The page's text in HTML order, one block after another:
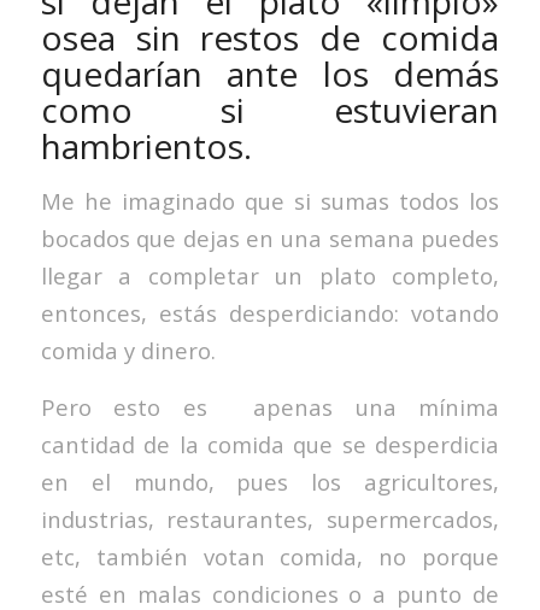
osea sin restos de comida
quedarían ante los demás
como si estuvieran
hambrientos.
Me he imaginado que si sumas todos los
bocados que dejas en una semana puedes
llegar a completar un plato completo,
entonces, estás desperdiciando: votando
comida y dinero.
Pero esto es apenas una mínima
cantidad de la comida que se desperdicia
en el mundo, pues los agricultores,
industrias, restaurantes, supermercados,
etc, también votan comida, no porque
esté en malas condiciones o a punto de